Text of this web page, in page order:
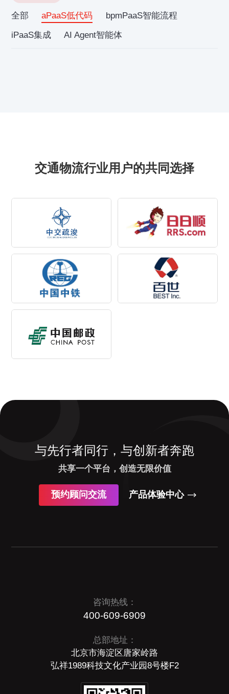
全部 aPaaS低代码
bpmPaaS智能流程
iPaaS集成
AI Agent智能体
交通物流行业用户的共同选择
与先行者同行，与创新者奔跑
共享一个平台，创造无限价值
预约顾问交流 产品体验中心
咨询热线：
400-609-6909
总部地址：
北京市海淀区唐家岭路
弘祥1989科技文化产业园8号楼F2